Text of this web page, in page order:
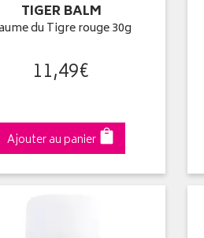
TIGER BALM
du Tigre rouge 30g
11,49€
Ajouter au panier